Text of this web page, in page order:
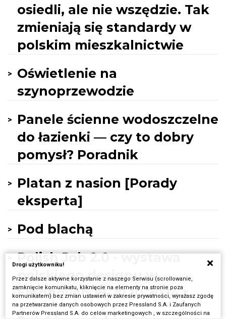
osiedli, ale nie wszędzie. Tak
zmieniają się standardy w
polskim mieszkalnictwie
Oświetlenie na
szynoprzewodzie
Panele ścienne wodoszczelne
do łazienki — czy to dobry
pomysł? Poradnik
Platan z nasion [Porady
eksperta]
Pod blachą
Polish Job 2.0 - wystawa
polskiego designu w
Eindhoven 19-27.10.2024 r.
Drogi użytkowniku!
Przez dalsze aktywne korzystanie z naszego Serwisu (scrollowanie,
zamknięcie komunikatu, kliknięcie na elementy na stronie poza
komunikatem) bez zmian ustawień w zakresie prywatności, wyrażasz zgodę
na przetwarzanie danych osobowych przez Pressland S.A. i Zaufanych
Partnerów Pressland S.A. do celów marketingowych , w szczególności na